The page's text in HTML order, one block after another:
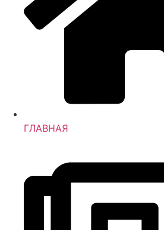
ГЛАВНАЯ